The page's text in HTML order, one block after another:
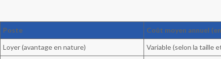
Poste Coût moyen annuel
Loyer (avantage en nature) Variable (selon la taille